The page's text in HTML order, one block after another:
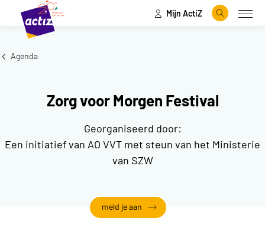
Naar hoofdinhoud
Naar menu Mijn ActiZ
Zoeken
Agenda
Zorg voor Morgen Festival
Georganiseerd door:
Een initiatief van AO VVT met steun van het Ministerie
van SZW
meld je aan